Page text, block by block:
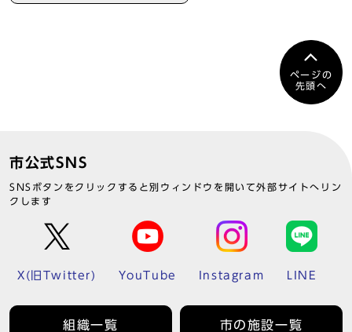
ページの
先頭へ
市公式SNS
SNSボタンをクリックすると別ウィンドウを開いて外部サイトへリン
クします
X(旧Twitter) YouTube Instagram LINE
組織一覧 市の施設一覧